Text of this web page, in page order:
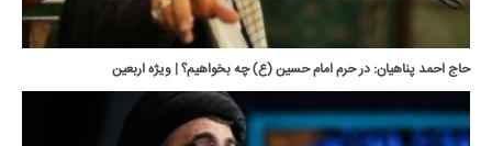
حاج احمد پناهیان: در حرم امام حسین (ع) چه بخواهیم؟ | ویژه اربعین